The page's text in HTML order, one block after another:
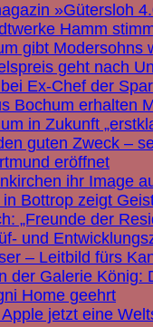
»Gütersloh
Hamm
gibt Modersohns
geht nach
Ex-Chef der
Bochum erhalten
in Zukunft
guten Zweck –
eröffnet
ihr Image
Bottrop zeigt
„Freunde der
und
– Leitbild fürs
der Galerie König:
Home geehrt
jetzt eine